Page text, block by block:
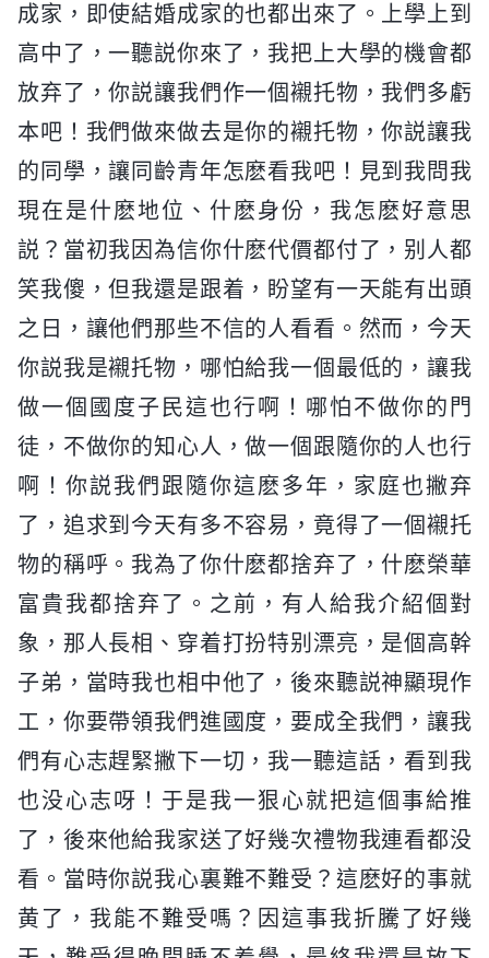
成家，即使結婚成家的也都出來了。上學上到
高中了，一聽説你來了，我把上大學的機會都
放弃了，你説讓我們作一個襯托物，我們多虧
本吧！我們做來做去是你的襯托物，你説讓我
的同學，讓同齡青年怎麽看我吧！見到我問我
現在是什麽地位、什麽身份，我怎麽好意思
説？當初我因為信你什麽代價都付了，别人都
笑我傻，但我還是跟着，盼望有一天能有出頭
之日，讓他們那些不信的人看看。然而，今天
你説我是襯托物，哪怕給我一個最低的，讓我
做一個國度子民這也行啊！哪怕不做你的門
徒，不做你的知心人，做一個跟隨你的人也行
啊！你説我們跟隨你這麽多年，家庭也撇弃
了，追求到今天有多不容易，竟得了一個襯托
物的稱呼。我為了你什麽都捨弃了，什麽榮華
富貴我都捨弃了。之前，有人給我介紹個對
象，那人長相、穿着打扮特别漂亮，是個高幹
子弟，當時我也相中他了，後來聽説神顯現作
工，你要帶領我們進國度，要成全我們，讓我
們有心志趕緊撇下一切，我一聽這話，看到我
也没心志呀！于是我一狠心就把這個事給推
了，後來他給我家送了好幾次禮物我連看都没
看。當時你説我心裏難不難受？這麽好的事就
黄了，我能不難受嗎？因這事我折騰了好幾